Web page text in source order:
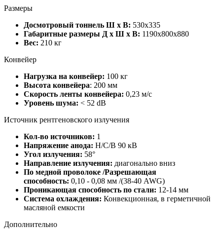
Размеры
Досмотровый тоннель Ш х В: 530х335
Габаритные размеры Д х Ш х В: 1190х800х880
Вес: 210 кг
Конвейер
Нагрузка на конвейер: 100 кг
Высота конвейера: 200 мм
Скорость ленты конвейера: 0,23 м/с
Уровень шума: < 52 dB
Источник рентгеновского излучения
Кол-во источников: 1
Напряжение анода: Н/С/В 90 кВ
Угол излучения: 58°
Направление излучения: диагонально вниз
По медной проволоке /Разрешающая
способность: 0,10 - 0,08 мм /(38-40 AWG)
Проникающая способность по стали: 12-14 мм
Система охлаждения: Конвекционная, в герметичной
масляной емкости
Дополнительно